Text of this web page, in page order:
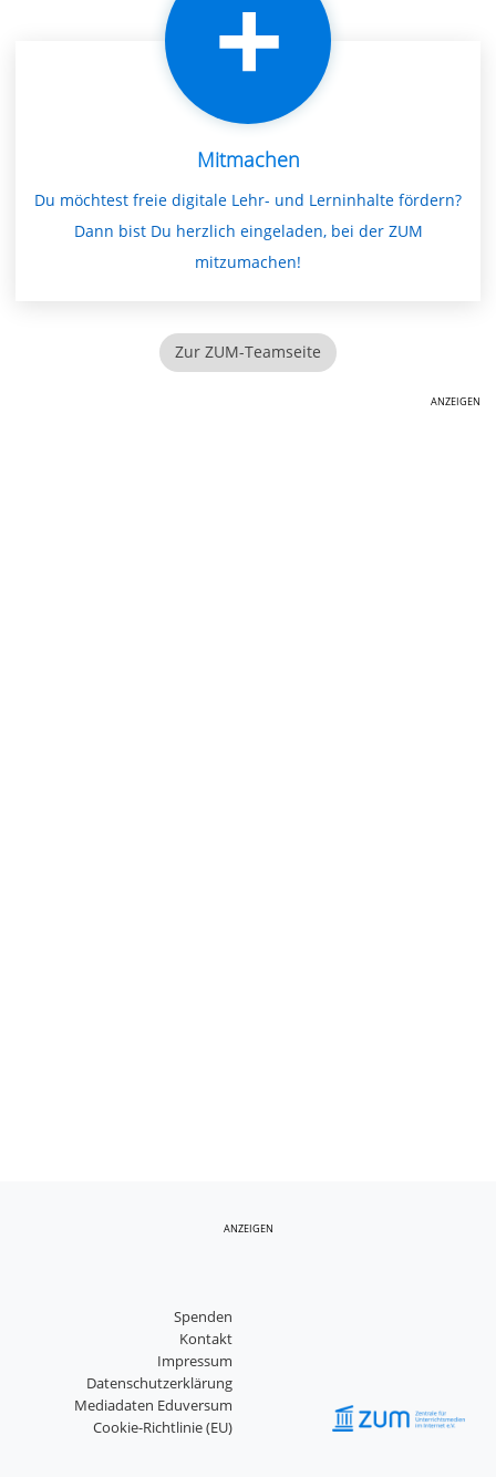
Mitmachen
Du möchtest freie digitale Lehr- und Lerninhalte fördern?
Dann bist Du herzlich eingeladen, bei der ZUM
mitzumachen!
Zur ZUM-Teamseite
ANZEIGEN
ANZEIGEN
Spenden
Kontakt
Impressum
Datenschutzerklärung
Mediadaten Eduversum
Cookie-Richtlinie (EU)